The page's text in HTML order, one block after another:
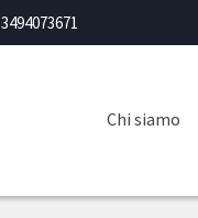
3494073671
Chi siamo